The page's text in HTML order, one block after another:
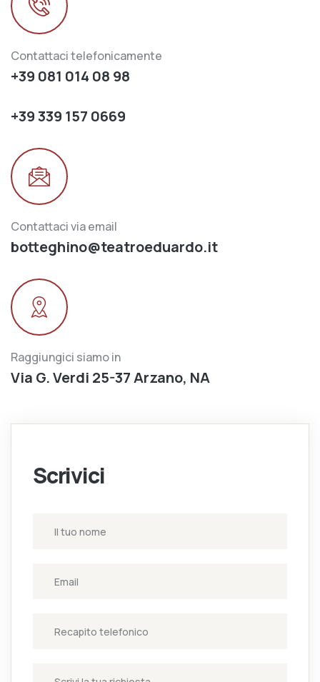
Contattaci telefonicamente
+39 081 014 08 98
+39 339 157 0669
Contattaci via email
botteghino@teatroeduardo.it
Raggiungici siamo in
Via G. Verdi 25-37 Arzano, NA
Scrivici